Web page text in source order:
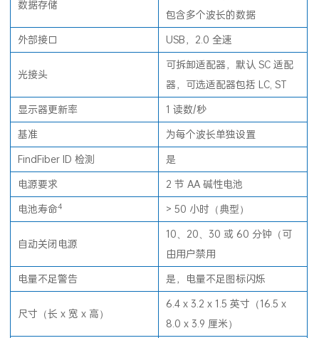
数据存储
包含多个波长的数据
外部接口
USB，2.0 全速
光接头
可拆卸适配器，默认 SC 适配
器，可选适配器包括 LC, ST
显示器更新率
1 读数/秒
基准
为每个波长单独设置
FindFiber ID 检测
是
电源要求
2 节 AA 碱性电池
电池寿命4 > 50 小时（典型）
自动关闭电源
10、20、30 或 60 分钟（可
由用户禁用
电量不足警告
是，电量不足图标闪烁
尺寸（长 x 宽 x 高）
6.4 x 3.2 x 1.5 英寸（16.5 x
8.0 x 3.9 厘米）